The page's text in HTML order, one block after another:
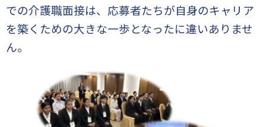
での介護職面接は、応募者たちが自身のキャリア
を築くための大きな一歩となったに違いありませ
ん。